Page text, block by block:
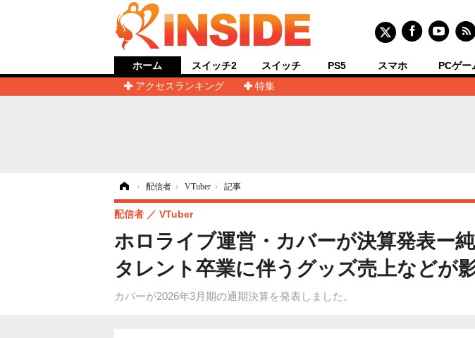
ホーム
アクセスランキング
特集
スイッチ2 スイッチ PS5 スマホ PCゲー
› 配信者 › VTuber › 記事
ホロライブ運営・カバーが決算発表ー
タレント卒業に伴うグッズ売上などが
カバーが2026年3月期の通期決算を発表しました。
配信者 VTuber